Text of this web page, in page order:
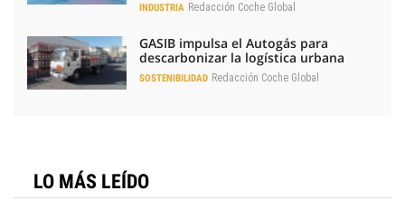
INDUSTRIA Redacción Coche Global
GASIB impulsa el Autogás para
descarbonizar la logística urbana
SOSTENIBILIDAD Redacción Coche Global
LO MÁS LEÍDO